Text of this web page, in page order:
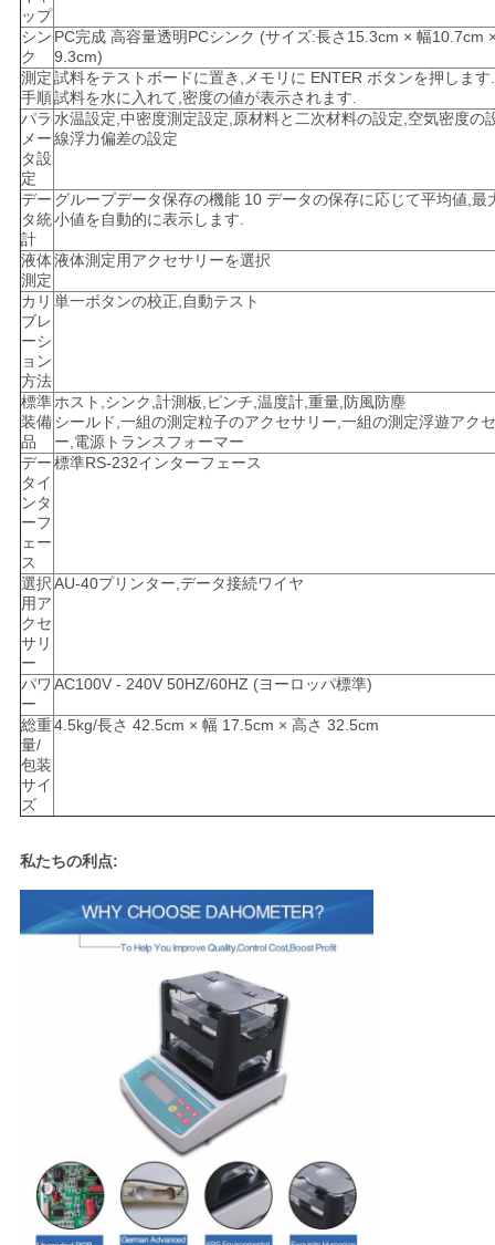
ップ
シン
ク
PC完成 高容量透明PCシンク (サイズ:長さ15.3cm × 幅10.7cm
9.3cm)
測定
手順
試料をテストボードに置き,メモリに ENTER ボタンを押します.
試料を水に入れて,密度の値が表示されます.
パラ
メー
タ設
定
水温設定,中密度測定設定,原材料と二次材料の設定,空気密度の
線浮力偏差の設定
デー
タ統
計
グループデータ保存の機能 10 データの保存に応じて平均値,最
小値を自動的に表示します.
液体
測定
液体測定用アクセサリーを選択
カリ
ブレ
ーシ
ョン
方法
単一ボタンの校正,自動テスト
標準
装備
品
ホスト,シンク,計測板,ピンチ,温度計,重量,防風防塵
シールド,一組の測定粒子のアクセサリー,一組の測定浮遊アク
ー,電源トランスフォーマー
デー
タイ
ンタ
ーフ
ェー
ス
標準RS-232インターフェース
選択
用ア
クセ
サリ
ー
AU-40プリンター,データ接続ワイヤ
パワ
ー
AC100V - 240V 50HZ/60HZ (ヨーロッパ標準)
総重
量/
包装
サイ
ズ
4.5kg/長さ 42.5cm × 幅 17.5cm × 高さ 32.5cm
私たちの利点: